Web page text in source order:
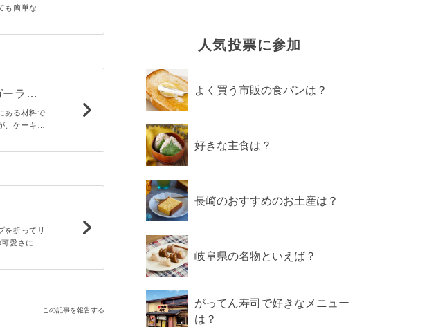
簡単なの
ラン
ある材料で
ケーキな
を折ってリ
愛さにみ
この記事を報告する
人気投票に参加
よく買う市販の食パンは？
好きな主食は？
長崎のおすすめのお土産は？
岐阜県の名物といえば？
がってん寿司で好きなメニュー
は？